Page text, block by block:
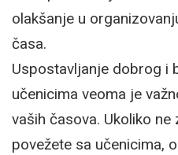
olakšanje u
časa.
Uspostavljanje dobrog i
učenicima veoma je
vaših časova. Ukoliko ne
povežete sa učenicima,